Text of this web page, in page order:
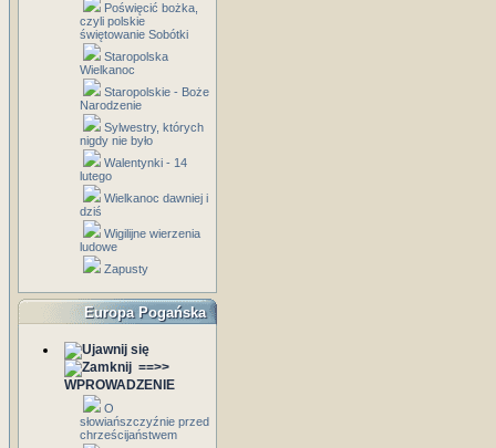
Poświęcić bożka,
czyli polskie
świętowanie Sobótki
Staropolska
Wielkanoc
Staropolskie - Boże
Narodzenie
Sylwestry, których
nigdy nie było
Walentynki - 14
lutego
Wielkanoc dawniej i
dziś
Wigilijne wierzenia
ludowe
Zapusty
Europa Pogańska
==>>
WPROWADZENIE
O
słowiańszczyźnie przed
chrześcijaństwem